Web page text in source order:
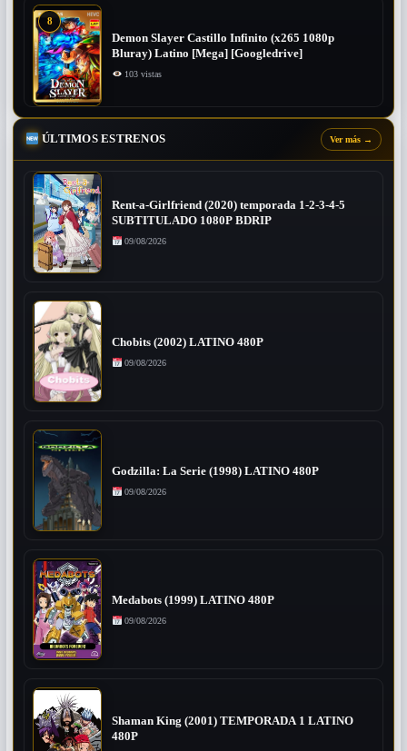
8
Demon Slayer Castillo Infinito (x265 1080p
Bluray) Latino [Mega] [Googledrive]
103 vistas
ÚLTIMOS ESTRENOS Ver más →
Rent-a-Girlfriend (2020) temporada 1-2-3-4-5
SUBTITULADO 1080P BDRIP
09/08/2026
Chobits (2002) LATINO 480P
09/08/2026
Godzilla: La Serie (1998) LATINO 480P
09/08/2026
Medabots (1999) LATINO 480P
09/08/2026
Shaman King (2001) TEMPORADA 1 LATINO
480P